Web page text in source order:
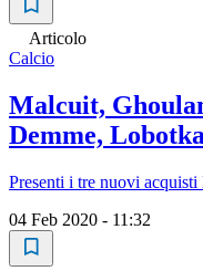
Articolo
Calcio
Malcuit,
Demme,
Presenti i tre nuovi
04 Feb 2020 - 11:32